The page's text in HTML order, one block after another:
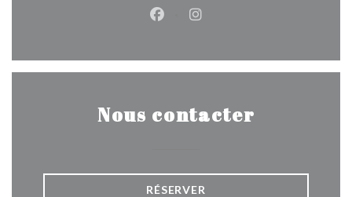
Facebook ((ouvre une
Instagram ((ouvre une
Nous contacter
RÉSERVER